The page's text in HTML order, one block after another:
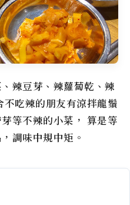
辣豆芽、辣蘿蔔乾、辣
吃辣的朋友有涼拌龍鬚
等不辣的小菜， 算是等
調味中規中矩。